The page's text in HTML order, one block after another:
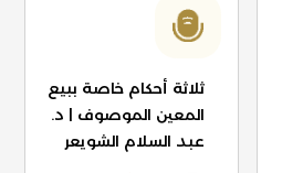
ثلاثة أحكام خاصة ببيع
المعين الموصوف | د.
عبد السلام الشويعر